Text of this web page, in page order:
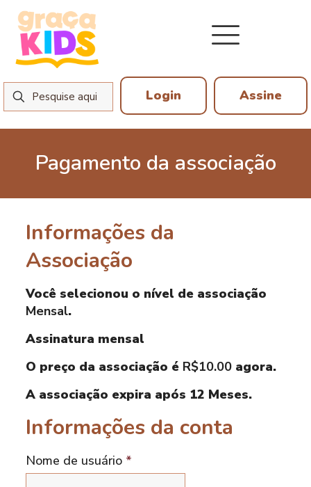
Login Assine
Pagamento da associação
Informações da
Associação
Você selecionou o nível de associação
Mensal.
Assinatura mensal
O preço da associação é R$10.00agora.
A associação expira após 12 Meses.
Informações da conta
Nome de usuário *